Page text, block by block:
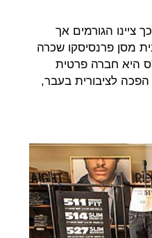
מתכננת להפוך לציבורית ברבעון הראשון של 2019, כך ציינו הגורמים אך
מסן פרנסיסקו שכרה
היא חברה פרטית
לציבורית בעבר,